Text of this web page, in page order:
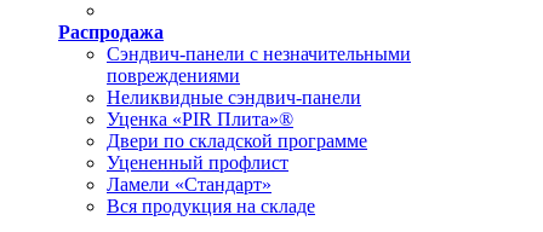
Распродажа
Сэндвич-панели с незначительными
повреждениями
Неликвидные сэндвич-панели
Уценка «PIR Плита»®
Двери по складской программе
Уцененный профлист
Ламели «Стандарт»
Вся продукция на складе